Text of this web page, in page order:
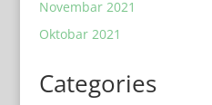
Novembar 2021
Oktobar 2021
Categories